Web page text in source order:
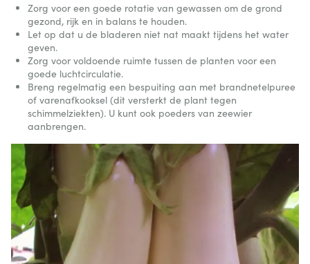
Zorg voor een goede rotatie van gewassen om de grond
gezond, rijk en in balans te houden.
Let op dat u de bladeren niet nat maakt tijdens het water
geven.
Zorg voor voldoende ruimte tussen de planten voor een
goede luchtcirculatie.
Breng regelmatig een bespuiting aan met brandnetelpuree
of varenafkooksel (dit versterkt de plant tegen
schimmelziekten). U kunt ook poeders van zeewier
aanbrengen.